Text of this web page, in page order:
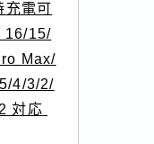
充電可
16/15/
Max/
4/3/2/
対応